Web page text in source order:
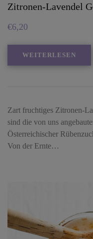
Zitronen-Lavendel
€6,20
WEITERLESEN
Zart fruchtiges Zitronen-
sind die von uns
Österreichischer
Von der Ernte…